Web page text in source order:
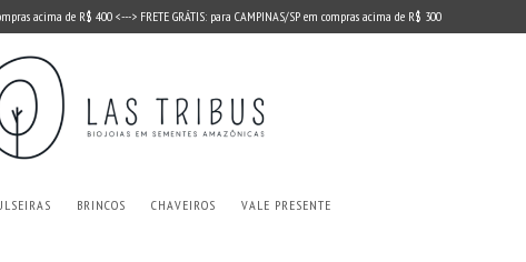
acima de R$ 400 <---> FRETE GRÁTIS: para CAMPINAS/SP em compras acima de R$ 300
BRINCOS CHAVEIROS VALE PRESENTE